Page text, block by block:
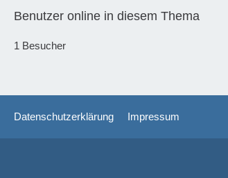
Benutzer online in diesem Thema
1 Besucher
Datenschutzerklärung Impressum